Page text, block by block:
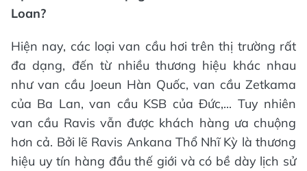
Loan?
Hiện nay, các loại van cầu hơi trên thị trường rất
đa dạng, đến từ nhiều thương hiệu khác nhau
như van cầu Joeun Hàn Quốc, van cầu Zetkama
của Ba Lan, van cầu KSB của Đức,... Tuy nhiên
van cầu Ravis vẫn được khách hàng ưa chuộng
hơn cả. Bởi lẽ Ravis Ankana Thổ Nhĩ Kỳ là thương
hiệu uy tín hàng đầu thế giới và có bề dày lịch sử